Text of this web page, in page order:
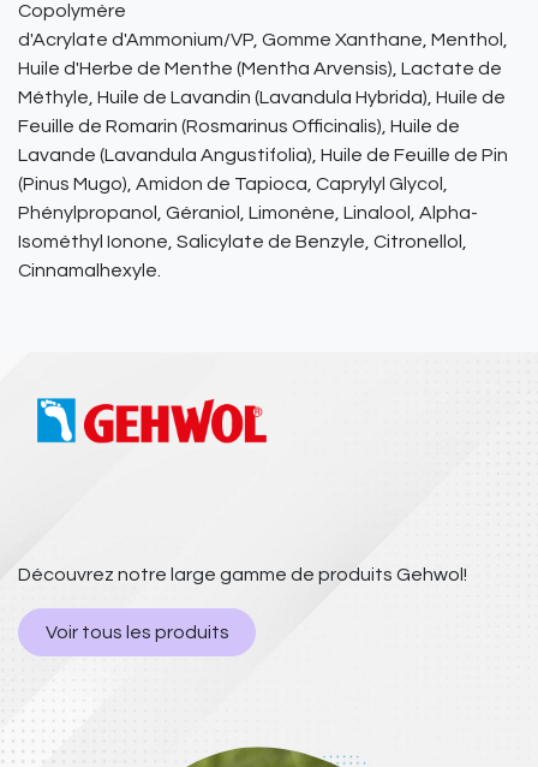
Copolymère
d'Acrylate d'Ammonium/VP, Gomme Xanthane, Menthol,
Huile d'Herbe de Menthe (Mentha Arvensis), Lactate de
Méthyle, Huile de Lavandin (Lavandula Hybrida), Huile de
Feuille de Romarin (Rosmarinus Officinalis), Huile de
Lavande (Lavandula Angustifolia), Huile de Feuille de Pin
(Pinus Mugo), Amidon de Tapioca, Caprylyl Glycol,
Phénylpropanol, Géraniol, Limonène, Linalool, Alpha-
Isométhyl Ionone, Salicylate de Benzyle, Citronellol,
Cinnamalhexyle.
Découvrez notre large gamme de produits Gehwol!
Voir tous les produits